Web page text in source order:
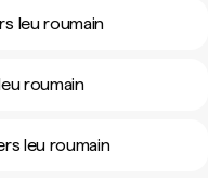
leu roumain
roumain
leu roumain